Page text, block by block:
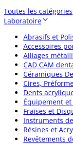
Toutes les catégories
Laboratoire
Abrasifs et
Accessoires
Alliages
CAD CAM
Céramiques
Cires,
Dents
Équipement
Fraises et
Instruments
Résines et
Revêtements